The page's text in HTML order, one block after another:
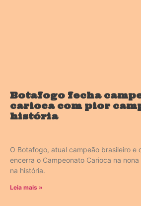
Botafogo fecha
carioca com pior
história
O Botafogo, atual campeão brasileiro e
encerra o Campeonato Carioca na
na história.
Leia mais »